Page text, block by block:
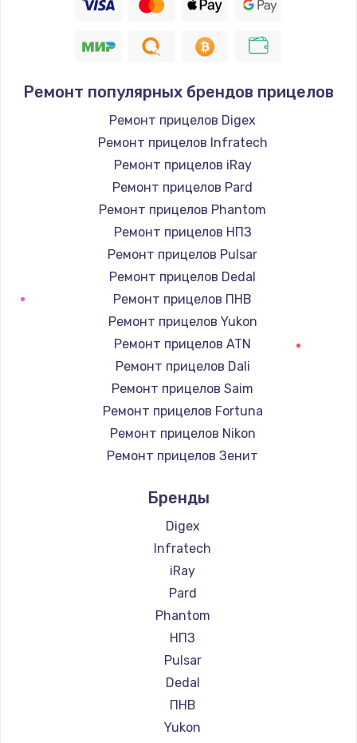
Ремонт популярных брендов прицелов
Ремонт прицелов Digex
Ремонт прицелов Infratech
Ремонт прицелов iRay
Ремонт прицелов Pard
Ремонт прицелов Phantom
Ремонт прицелов НПЗ
Ремонт прицелов Pulsar
Ремонт прицелов Dedal
Ремонт прицелов ПНВ
Ремонт прицелов Yukon
Ремонт прицелов ATN
Ремонт прицелов Dali
Ремонт прицелов Saim
Ремонт прицелов Fortuna
Ремонт прицелов Nikon
Ремонт прицелов Зенит
Ремонт прицелов Artelv
Ремонт прицелов Hakko
Ремонт прицелов HALES
Ремонт прицелов Leica
Ремонт прицелов Vector Optics
Ремонт прицелов Carl Zeiss
Ремонт прицелов Zeiss
Ремонт прицелов AGM Global Vision
Ремонт прицелов Pilad
Ремонт прицелов Arkon
Ремонт прицелов ANYSMART
Бренды
Digex
Infratech
iRay
Pard
Phantom
НПЗ
Pulsar
Dedal
ПНВ
Yukon